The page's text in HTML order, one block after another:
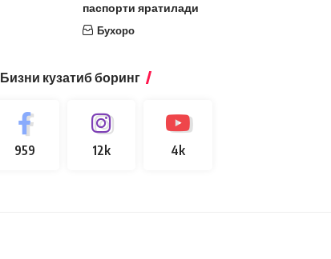
паспорти яратилади
Бухоро
Бизни кузатиб боринг
959 12k 4k